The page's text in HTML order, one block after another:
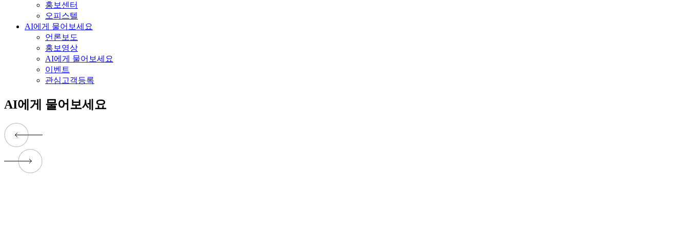
홍보센터
오피스텔
AI에게 물어보세요
언론보도
홍보영상
AI에게 물어보세요
이벤트
관심고객등록
AI에게 물어보세요